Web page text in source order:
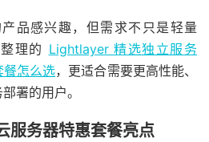
品感兴趣，但需求不只是轻量
理的 Lightlayer 精选独立服务
餐怎么选，更适合需要更高性能、
署的用户。
务器特惠套餐亮点